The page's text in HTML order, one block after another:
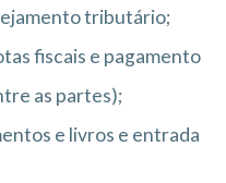
tributário;
fiscais e pagamento
as partes);
e livros e entrada